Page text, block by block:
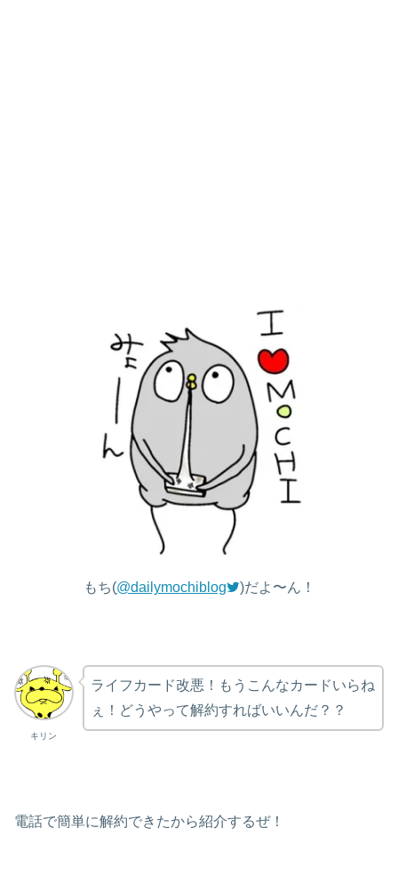
もち(@dailymochiblog )だよ〜ん！
キリン
ライフカード改悪！もうこんなカードいらね
ぇ！どうやって解約すればいいんだ？？
電話で簡単に解約できたから紹介するぜ！